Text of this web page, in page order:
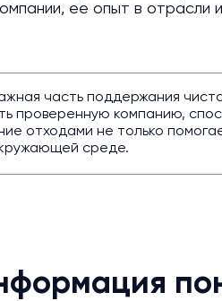
ее опыт в отрасли
часть поддержания
проверенную компанию,
отходами не только
среде.